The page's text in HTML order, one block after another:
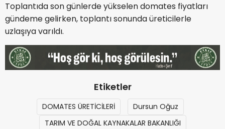
Toplantıda son günlerde yükselen domates fiyatları
gündeme gelirken, toplantı sonunda üreticilerle
uzlaşıya varıldı.
Etiketler
DOMATES ÜRETİCİLERİ
Dursun Oğuz
TARIM VE DOĞAL KAYNAKALAR BAKANLIĞI